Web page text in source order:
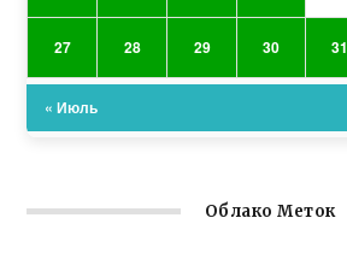
27 28 29 30 31
« Июль
Облако Меток